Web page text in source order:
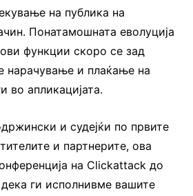
на публика на
Понатамошната еволуција
функции скоро се зад
нарачување и плаќање на
во апликацијата.
и судејќи по првите
и партнерите, ова
на Clickattack до
ги исполнивме вашите